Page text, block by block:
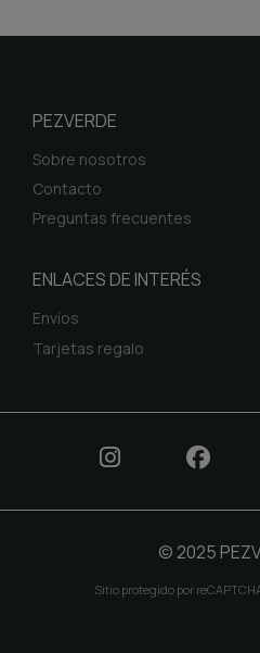
PEZVERDE
Sobre nosotros
Contacto
Preguntas frecuentes
ENLACES DE INTERÉS
Envíos
Tarjetas regalo
© 2025
Sitio protegido por